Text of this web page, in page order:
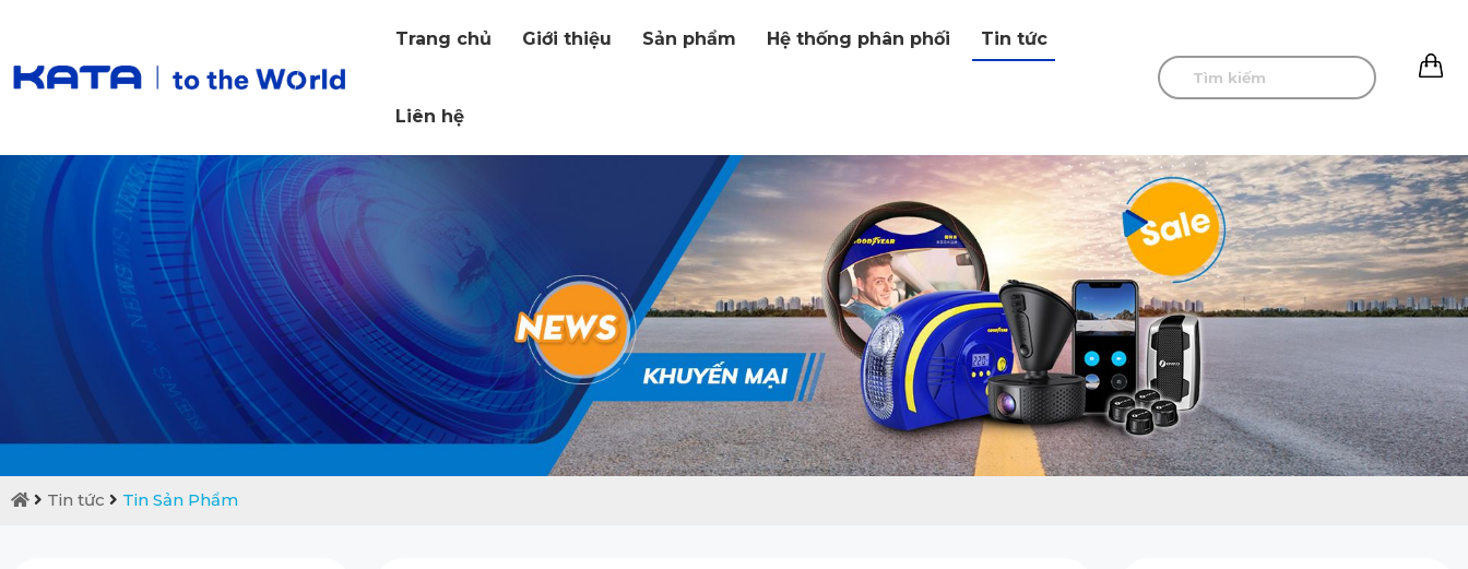
Trang chủ Giới thiệu Sản phẩm Hệ thống phân phối Tin tức
Liên hệ
Tin tức Tin Sản Phẩm